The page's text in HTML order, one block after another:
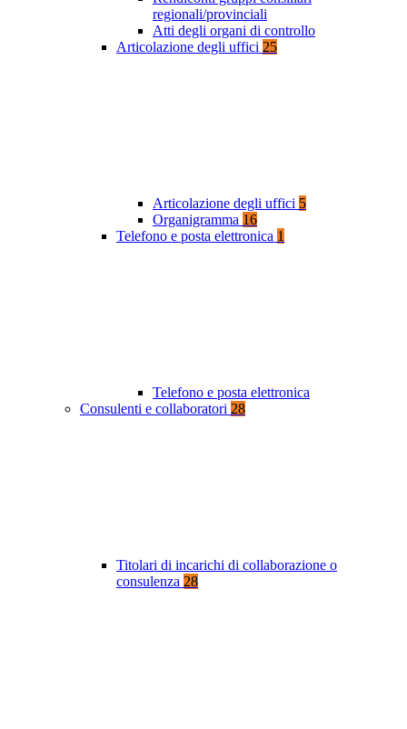
regionali/provinciali
Atti degli organi di controllo
Articolazione degli uffici 25
Articolazione degli uffici 5
Organigramma 16
Telefono e posta elettronica 1
Telefono e posta elettronica
Consulenti e collaboratori 28
Titolari di incarichi di collaborazione o
consulenza 28